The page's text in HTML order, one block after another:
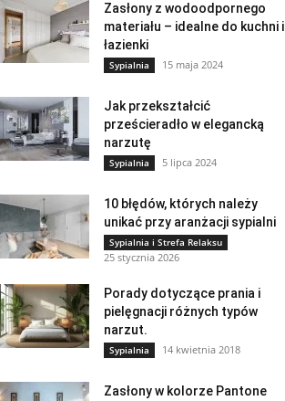
Zasłony z wodoodpornego
materiału – idealne do kuchni i
łazienki
Sypialnia 15 maja 2024
Jak przekształcić
prześcieradło w elegancką
narzutę
Sypialnia 5 lipca 2024
10 błędów, których należy
unikać przy aranżacji sypialni
Sypialnia i Strefa Relaksu
25 stycznia 2026
Porady dotyczące prania i
pielęgnacji różnych typów
narzut.
Sypialnia 14 kwietnia 2018
Zasłony w kolorze Pantone